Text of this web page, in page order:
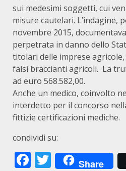
sui medesimi soggetti, cui
misure cautelari. L’indagine,
novembre 2015,
perpetrata in danno dello
titolari delle imprese
falsi braccianti agricoli. La
ad euro 568.582,00.
Anche un medico, coinvolto
interdetto per il concorso
fittizie certificazioni mediche.
condividi su:
Facebook
Twitter
Share